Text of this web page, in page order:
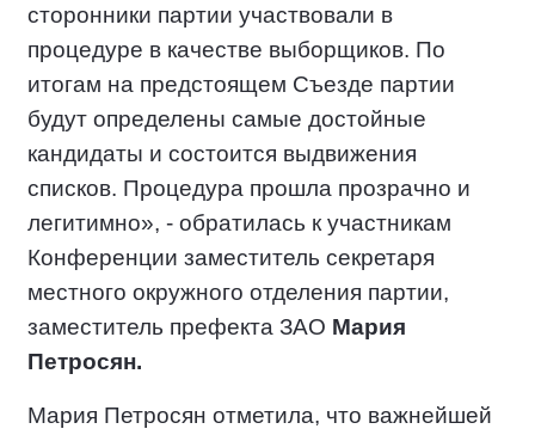
сторонники партии участвовали в
процедуре в качестве выборщиков. По
итогам на предстоящем Съезде партии
будут определены самые достойные
кандидаты и состоится выдвижения
списков. Процедура прошла прозрачно и
легитимно», - обратилась к участникам
Конференции заместитель секретаря
местного окружного отделения партии,
заместитель префекта ЗАО Мария
Петросян.
Мария Петросян отметила, что важнейшей